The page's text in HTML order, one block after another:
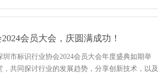
会员大会，庆圆满成功！
市标识行业协会2024会员大会年度盛典如期举
共同探讨行业的发展趋势，分享创新技术，以及